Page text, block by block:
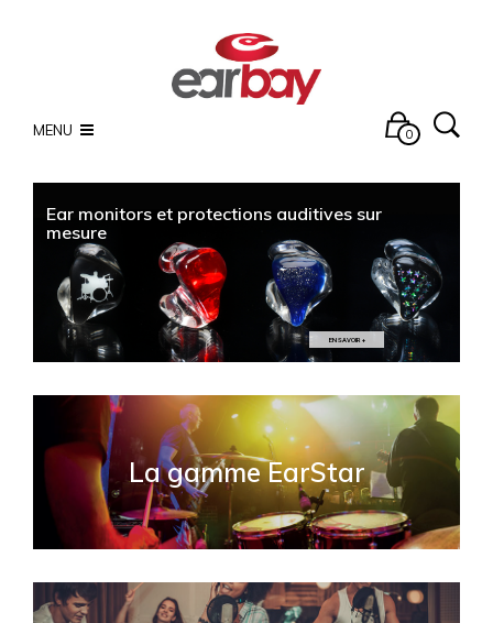
MENU 0
Ear monitors et protections auditives sur
mesure
EN SAVOIR +
La gamme EarStar